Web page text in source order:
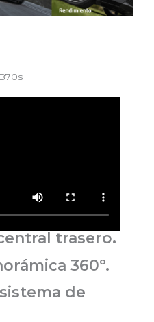
trasero.
360º.
de